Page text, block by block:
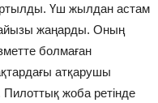
Үш жылдан астам
жаңарды. Оның
болмаған
атқарушы
жоба ретінде